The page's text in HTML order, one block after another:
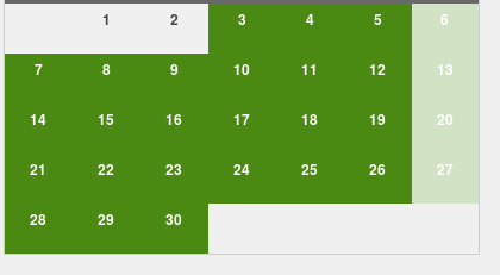
1
2 3 4 5 6
7 8 9 10 11 12 13
14 15 16 17 18 19 20
21 22 23 24 25 26 27
28 29 30